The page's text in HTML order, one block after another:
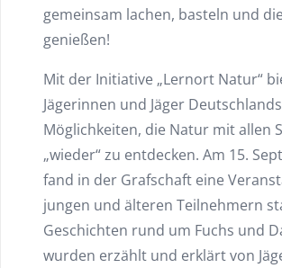
gemeinsam lachen, basteln und
genießen!
Mit der Initiative „Lernort Natur“
Jägerinnen und Jäger
Möglichkeiten, die Natur mit allen
„wieder“ zu entdecken. Am 15.
fand in der Grafschaft eine
jungen und älteren Teilnehmern
Geschichten rund um Fuchs und
wurden erzählt und erklärt von